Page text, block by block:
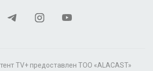
TV+ предоставлен ТОО «ALACAST»